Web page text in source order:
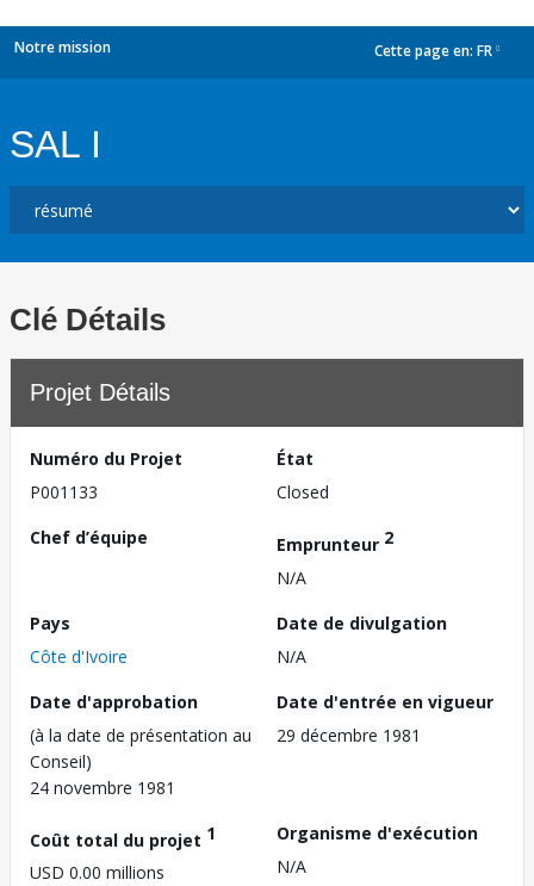
Notre mission Cette page en: FR
SAL I
Clé Détails
Projet Détails
Numéro du Projet
P001133
État
Closed
Chef d’équipe
Emprunteur 2
N/A
Pays
Côte d'Ivoire
Date de divulgation
N/A
Date d'approbation
(à la date de présentation au
Conseil)
24 novembre 1981
Date d'entrée en vigueur
29 décembre 1981
Coût total du projet 1
USD 0.00 millions
Organisme d'exécution
N/A